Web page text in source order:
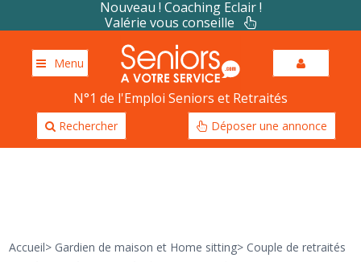
Nouveau ! Coaching Eclair !
Valérie vous conseille
Menu
N°1 de l'Emploi Seniors et Retraités
Rechercher Déposer une annonce
Accueil> Gardien de maison et Home sitting> Couple de retraités